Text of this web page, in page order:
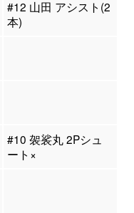
#12 山田 アシスト(2
本)
#10 袈裟丸 2Pシュ
ート×